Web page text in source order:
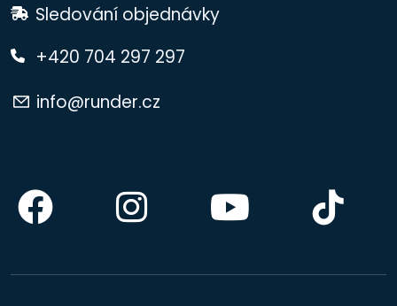
Sledování objednávky
+420 704 297 297
info@runder.cz